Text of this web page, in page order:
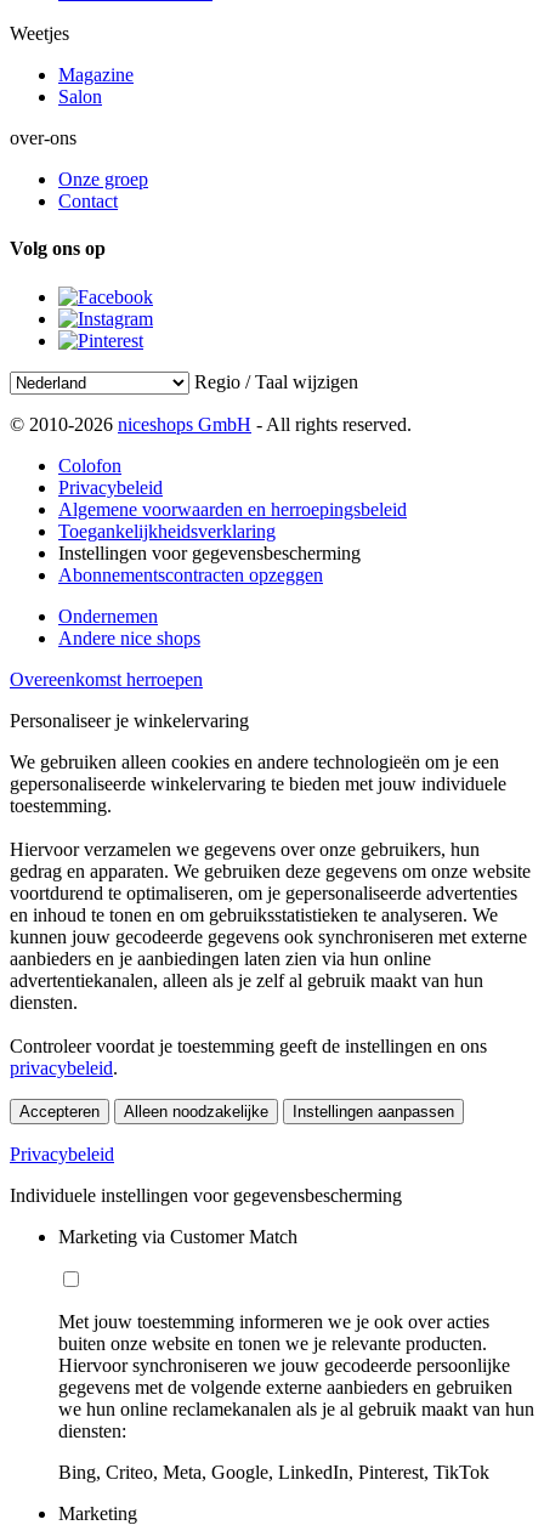
Weetjes
Magazine
Salon
over-ons
Onze groep
Contact
Volg ons op
Regio / Taal wijzigen
© 2010-2026 niceshops GmbH - All rights reserved.
Colofon
Privacybeleid
Algemene voorwaarden en herroepingsbeleid
Toegankelijkheidsverklaring
Instellingen voor gegevensbescherming
Abonnementscontracten opzeggen
Ondernemen
Andere nice shops
Overeenkomst herroepen
Personaliseer je winkelervaring
We gebruiken alleen cookies en andere technologieën om je een
gepersonaliseerde winkelervaring te bieden met jouw individuele
toestemming.
Hiervoor verzamelen we gegevens over onze gebruikers, hun
gedrag en apparaten. We gebruiken deze gegevens om onze website
voortdurend te optimaliseren, om je gepersonaliseerde advertenties
en inhoud te tonen en om gebruiksstatistieken te analyseren. We
kunnen jouw gecodeerde gegevens ook synchroniseren met externe
aanbieders en je aanbiedingen laten zien via hun online
advertentiekanalen, alleen als je zelf al gebruik maakt van hun
diensten.
Controleer voordat je toestemming geeft de instellingen en ons
privacybeleid.
Accepteren Alleen noodzakelijke Instellingen aanpassen
Privacybeleid
Individuele instellingen voor gegevensbescherming
Marketing via Customer Match
Met jouw toestemming informeren we je ook over acties
buiten onze website en tonen we je relevante producten.
Hiervoor synchroniseren we jouw gecodeerde persoonlijke
gegevens met de volgende externe aanbieders en gebruiken
we hun online reclamekanalen als je al gebruik maakt van hun
diensten:
Bing, Criteo, Meta, Google, LinkedIn, Pinterest, TikTok
Marketing